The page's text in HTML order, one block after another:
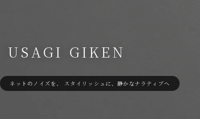
USAGI GIKEN
ネットのノイズを、 スタイリッシュに、静かなナラティブへ